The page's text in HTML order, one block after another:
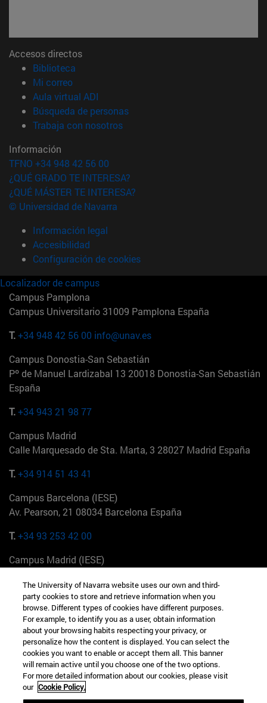
Accesos directos
Biblioteca
Mi correo(abre en nueva ventana)
Aula virtual ADI
Búsqueda de personas(abre en nueva ventana)
Trabaja con nosotros(abre en nueva ventana)
Información
TFNO +34 948 42 56 00
¿QUÉ GRADO TE INTERESA?
¿QUÉ MÁSTER TE INTERESA?
© Universidad de Navarra
Información legal
Accesibilidad
Configuración de cookies
Localizador de campus
Campus Pamplona
Campus Universitario 31009 Pamplona España
T.+34 948 42 56 00 info@unav.es
Campus Donostia-San Sebastián
Pº de Manuel Lardizabal 13 20018 Donostia-San Sebastián
España
T.+34 943 21 98 77
Campus Madrid
Calle Marquesado de Sta. Marta, 3 28027 Madrid España
T.+34 914 51 43 41
Campus Barcelona (IESE)
Av. Pearson, 21 08034 Barcelona España
T.+34 93 253 42 00
Campus Madrid (IESE)
+34 912 11 30 00
Campus Nueva York (IESE)
165 W 57th St 10019-2201 Nueva York EE.UU
+1 646 346 8850
Campus Munich (IESE)
Maria-Theresia-Straße 15 81675 Múnich Alemania
The University of Navarra website uses our own and third-
party cookies to store and retrieve information when you
browse. Different types of cookies have different purposes.
For example, to identify you as a user, obtain information
about your browsing habits respecting your privacy, or
personalize how the content is displayed. You can select the
cookies you want to enable or accept them all. This banner
will remain active until you choose one of the two options.
For more detailed information about our cookies, please visit
our Cookie Policy.